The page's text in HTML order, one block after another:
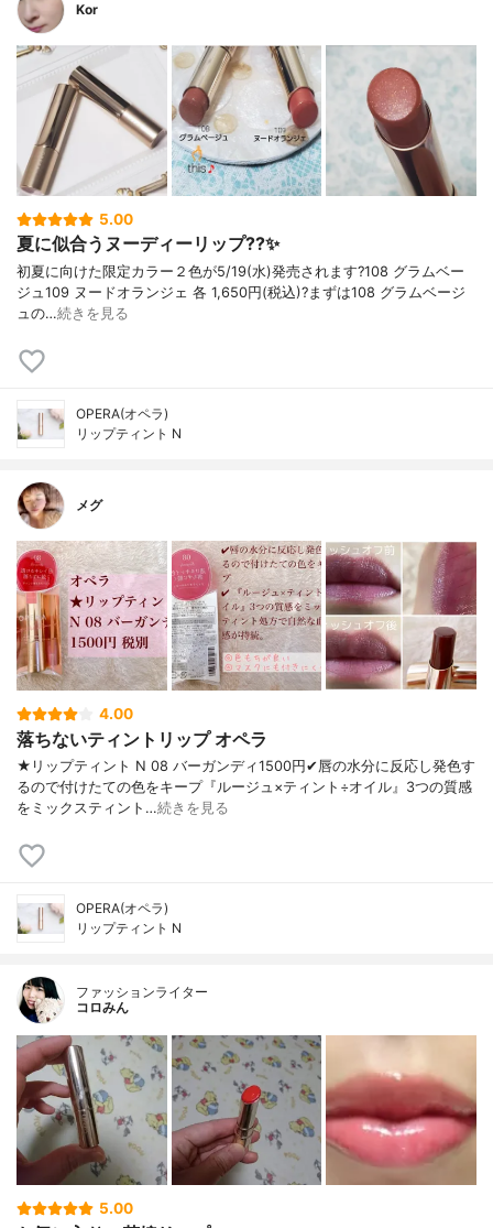
Kor
5.00
夏に似合うヌーディーリップ??✨
初夏に向けた限定カラー２色が5/19(水)発売されます?108 グラムベー
ジュ109 ヌードオランジェ 各 1,650円(税込)?まずは108 グラムベージ
ュの…続きを見る
OPERA(オペラ)
リップティント N
メグ
4.00
落ちないティントリップ オペラ
★リップティント N 08 バーガンディ1500円✔︎唇の水分に反応し発色す
るので付けたての色をキープ『ルージュ×ティント÷オイル』3つの質感
をミックスティント…続きを見る
OPERA(オペラ)
リップティント N
ファッションライター
コロみん
5.00